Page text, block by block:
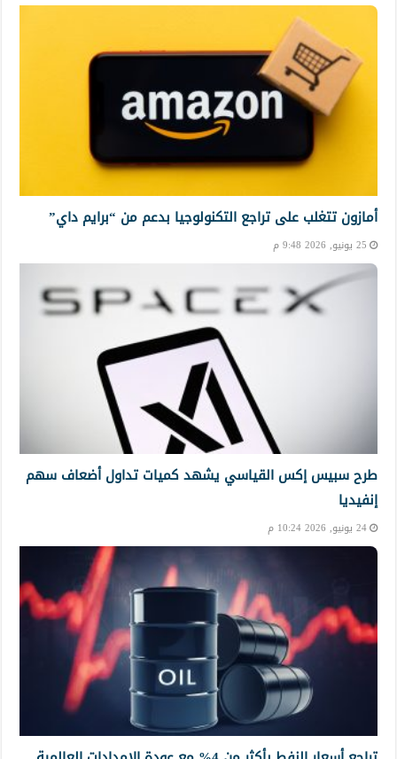
أمازون تتغلب على تراجع التكنولوجيا بدعم من “برايم داي”
25 يونيو, 2026 9:48 م
طرح سبيس إكس القياسي يشهد كميات تداول أضعاف سهم
إنفيديا
24 يونيو, 2026 10:24 م